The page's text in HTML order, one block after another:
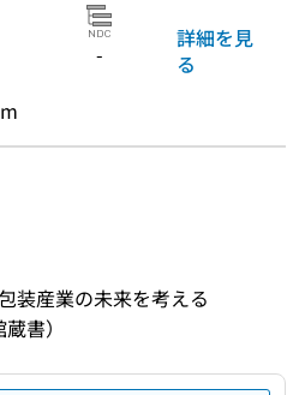
-
詳細を見
る
装産業の未来を考える
書）